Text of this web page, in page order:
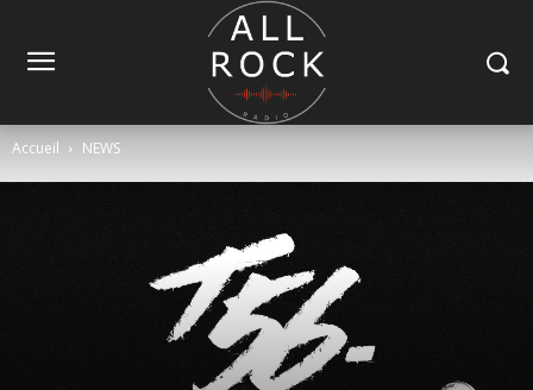
Accueil NEWS